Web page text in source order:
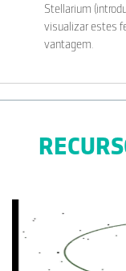
Stellarium
visualizar estes
vantagem.